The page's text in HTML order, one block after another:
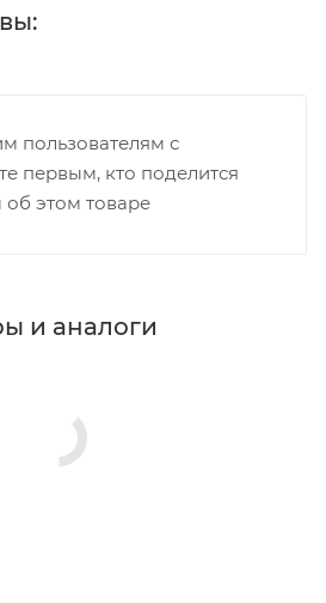
пользователям с
первым, кто поделится
этом товаре
и аналоги